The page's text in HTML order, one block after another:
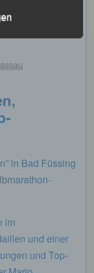
in Bad Füssing
im
und einer
und Top-
so
Angebot
zu
Daten
welche